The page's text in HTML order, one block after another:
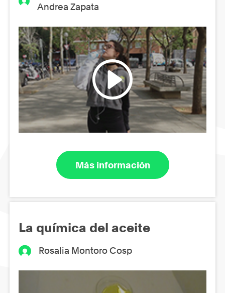
Andrea Zapata
Más información
La química del aceite
Rosalia Montoro Cosp